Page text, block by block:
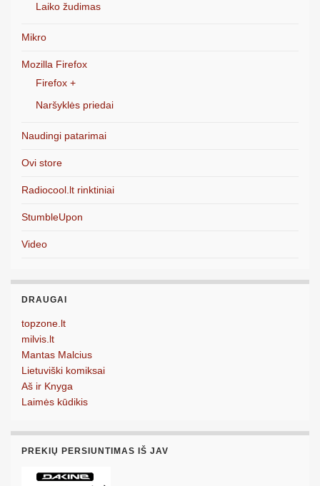
Laiko žudimas
Mikro
Mozilla Firefox
Firefox +
Naršyklės priedai
Naudingi patarimai
Ovi store
Radiocool.lt rinktiniai
StumbleUpon
Video
DRAUGAI
topzone.lt
milvis.lt
Mantas Malcius
Lietuviški komiksai
Aš ir Knyga
Laimės kūdikis
PREKIŲ PERSIUNTIMAS IŠ JAV